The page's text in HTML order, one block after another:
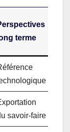
terme
savoir-faire